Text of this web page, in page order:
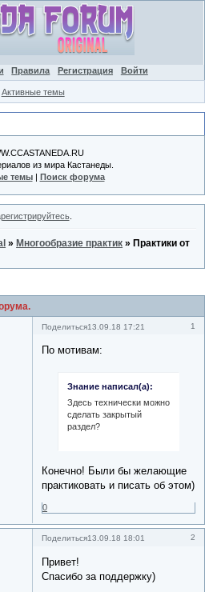
Правила Регистрация Войти
Активные темы
из мира Кастанеды.
темы| Поиск форума
.
» Многообразие практик » Практики от
Поделиться 1
13.09.18 17:21
По мотивам:
Знание написал(а):
Здесь технически можно
сделать закрытый
раздел?
Конечно! Были бы желающие
практиковать и писать об этом)
0
Поделиться 2
13.09.18 18:01
Привет!
Спасибо за поддержку)